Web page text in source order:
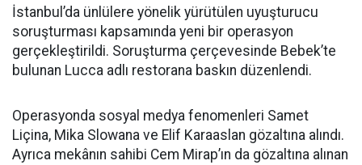
İstanbul’da ünlülere yönelik yürütülen uyuşturucu
soruşturması kapsamında yeni bir operasyon
gerçekleştirildi. Soruşturma çerçevesinde Bebek’te
bulunan Lucca adlı restorana baskın düzenlendi.
Operasyonda sosyal medya fenomenleri Samet
Liçina, Mika Slowana ve Elif Karaaslan gözaltına alındı.
Ayrıca mekânın sahibi Cem Mirap’ın da gözaltına alınan